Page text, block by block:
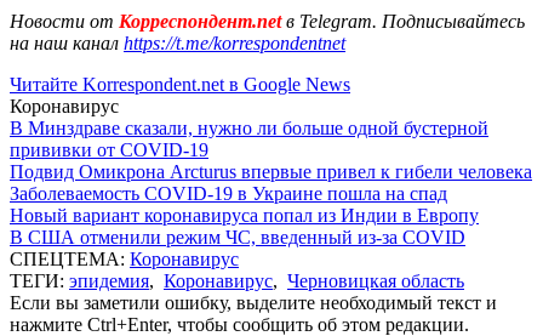
Новости от Корреспондент.netв Telegram. Подписывайтесь
на наш канал https://t.me/korrespondentnet
Читайте Korrespondent.net в Google News
Коронавирус
В Минздраве сказали, нужно ли больше одной бустерной
прививки от COVID-19
Подвид Омикрона Arcturus впервые привел к гибели человека
Заболеваемость COVID-19 в Украине пошла на спад
Новый вариант коронавируса попал из Индии в Европу
В США отменили режим ЧС, введенный из-за COVID
СПЕЦТЕМА: Коронавирус
ТЕГИ: эпидемия, Коронавирус, Черновицкая область
Если вы заметили ошибку, выделите необходимый текст и
нажмите Ctrl+Enter, чтобы сообщить об этом редакции.